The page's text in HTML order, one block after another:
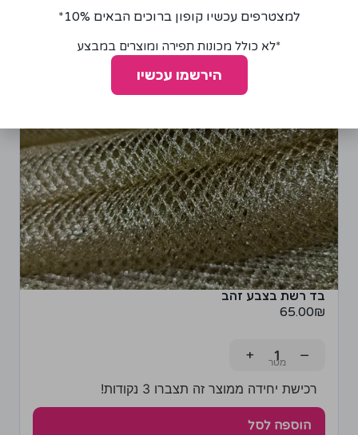
בד רשת בצבע זהב
65.00₪
−
+
רכישת יחידה ממוצר זה תצברו 3 נקודות!
הוספה לסל
למצטרפים עכשיו קופון ברוכים הבאים 10%*
*לא כולל מכונות תפירה ומוצרים במבצע
הירשמו עכשיו